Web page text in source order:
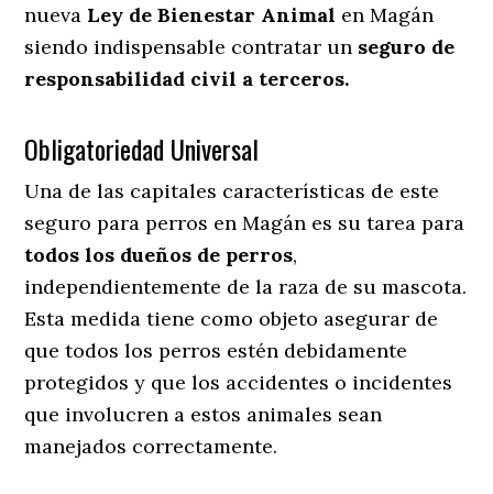
nueva Ley de Bienestar Animal en Magán
siendo indispensable contratar un seguro de
responsabilidad civil a terceros.
Obligatoriedad Universal
Una de las capitales características de este
seguro para perros en Magán es su tarea para
todos los dueños de perros,
independientemente de la raza de su mascota.
Esta medida tiene como objeto asegurar de
que todos los perros estén debidamente
protegidos y que los accidentes o incidentes
que involucren a estos animales sean
manejados correctamente.